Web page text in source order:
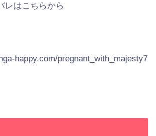
レはこちらから
happy.com/pregnant_with_majesty7